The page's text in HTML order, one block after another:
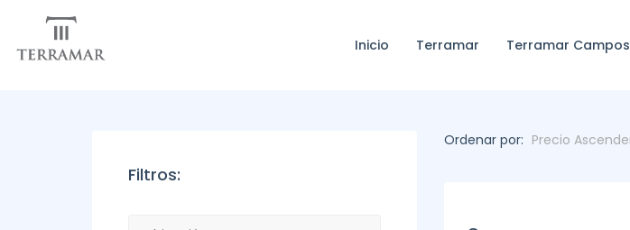
Inicio Terramar Terramar Campos
Filtros:
Ordenar por: